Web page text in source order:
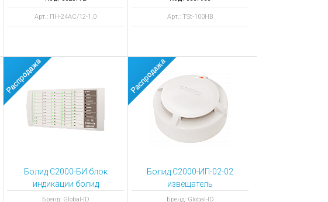
Арт.: ПН-24АС/12-1,0 Арт.: TSt-100HB
Болид С2000-БИ блок
индикации болид
Бренд: Global-ID
Болид С2000-ИП-02-02
извещатель
Бренд: Global-ID